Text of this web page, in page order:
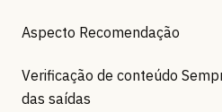
Aspecto Recomendação
Verificação de conteúdo
das saídas